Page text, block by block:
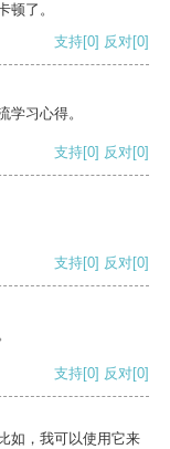
顿了。
支持[0] 反对[0]
学习心得。
支持[0] 反对[0]
支持[0] 反对[0]
支持[0] 反对[0]
如，我可以使用它来